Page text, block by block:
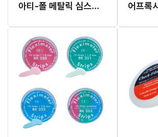
아티-폴 메탈릭 심스탁 필름 (단면)